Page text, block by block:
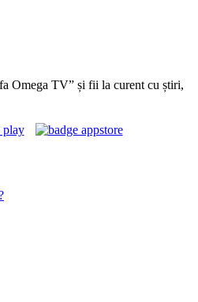
Omega TV” și fii la curent cu știri,